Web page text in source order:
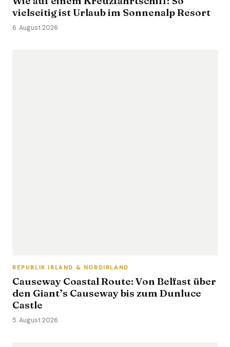
vielseitig ist Urlaub im Sonnenalp Resort
6. August 2026
REPUBLIK IRLAND & NORDIRLAND
Causeway Coastal Route: Von Belfast über
den Giant’s Causeway bis zum Dunluce
Castle
5. August 2026